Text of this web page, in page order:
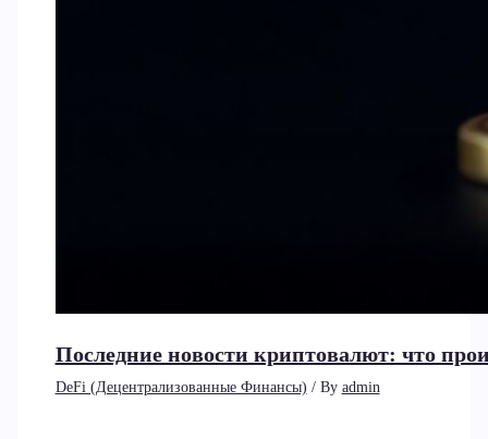
Последние новости криптовалют: что
DeFi (Децентрализованные Финансы) / By admin